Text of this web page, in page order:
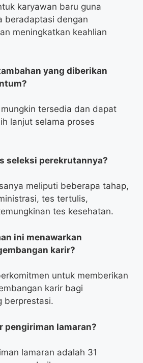
karyawan baru guna
beradaptasi dengan
meningkatkan keahlian
yang diberikan
tersedia dan dapat
lanjut selama proses
seleksi perekrutannya?
meliputi beberapa tahap,
tes tertulis,
tes kesehatan.
ini menawarkan
karir?
untuk memberikan
karir bagi
berprestasi.
pengiriman lamaran?
lamaran adalah 31